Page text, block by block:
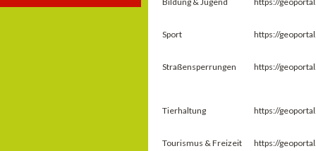
Sport https://
Straßensperrungen https://
Tierhaltung https://
Tourismus & Freizeit https://